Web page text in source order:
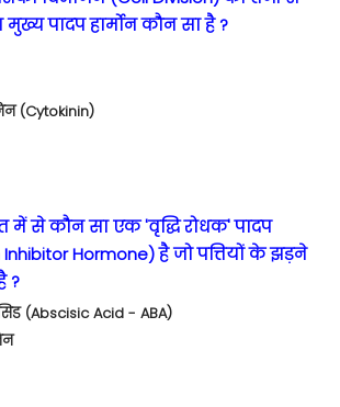
मुख्य पादप हार्मोन कौन सा है ?
(Cytokinin)
में से कौन सा एक 'वृद्धि रोधक' पादप
Inhibitor Hormone) है जो पत्तियों के झड़ने
?
(Abscisic Acid - ABA)